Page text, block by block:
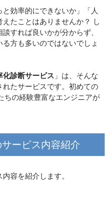
効率的にできないか」「人
たことはありませんか？ し
すれば良いかが分からず、
方も多いのではないでしょ
化診断サービス 」は、そんな
たサービスです。初めての
ちの経験豊富なエンジニアが
サービス内容紹介
容を紹介します。